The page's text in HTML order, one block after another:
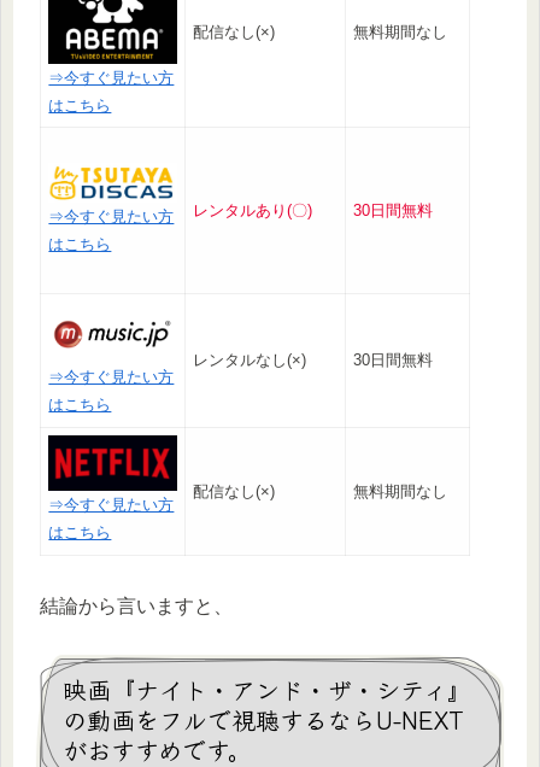
⇒今すぐ見たい方
はこちら
配信なし(×) 無料期間なし
⇒今すぐ見たい方
はこちら
レンタルあり(〇) 30日間無料
⇒今すぐ見たい方
はこちら
レンタルなし(×) 30日間無料
⇒今すぐ見たい方
はこちら
配信なし(×) 無料期間なし
結論から言いますと、
映画『ナイト・アンド・ザ・シティ』
の動画をフルで視聴するならU-NEXT
がおすすめです。